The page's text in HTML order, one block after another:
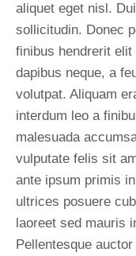
aliquet eget nisl.
sollicitudin. Donec
finibus hendrerit
dapibus neque, a
volutpat. Aliquam
interdum leo a
malesuada
vulputate felis sit
ante ipsum primis
ultrices posuere
laoreet sed mauris
Pellentesque